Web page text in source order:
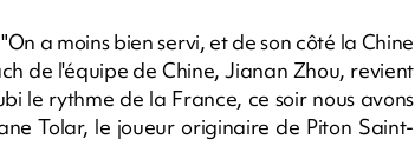
a moins bien servi, et de son côté la Chine
de l'équipe de Chine, Jianan Zhou, revient
le rythme de la France, ce soir nous avons
Tolar, le joueur originaire de Piton Saint-